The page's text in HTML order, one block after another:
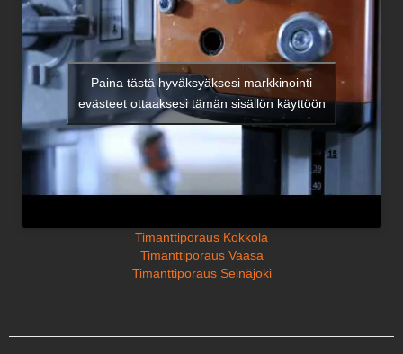
Paina tästä hyväksyäksesi markkinointi
evästeet ottaaksesi tämän sisällön käyttöön
Timanttiporaus Kokkola
Timanttiporaus Vaasa
Timanttiporaus Seinäjoki